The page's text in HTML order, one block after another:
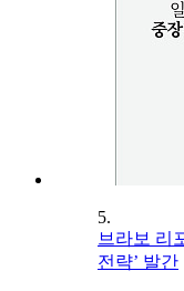
5.
브라보 리
전략’ 발간